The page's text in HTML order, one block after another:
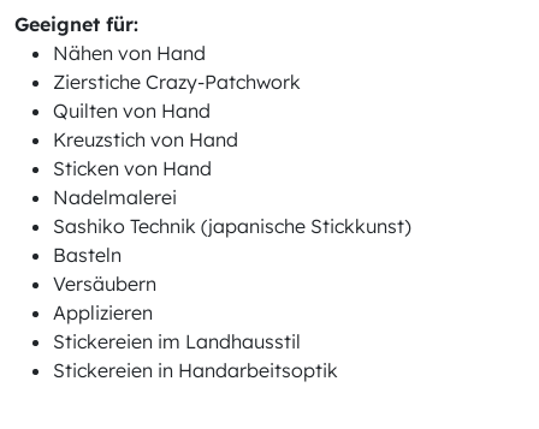
Geeignet für:
Nähen von Hand
Zierstiche Crazy-Patchwork
Quilten von Hand
Kreuzstich von Hand
Sticken von Hand
Nadelmalerei
Sashiko Technik (japanische Stickkunst)
Basteln
Versäubern
Applizieren
Stickereien im Landhausstil
Stickereien in Handarbeitsoptik